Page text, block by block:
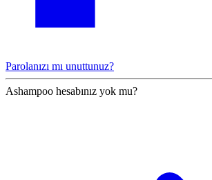
Parolanızı mı unuttunuz?
Ashampoo hesabınız yok mu?